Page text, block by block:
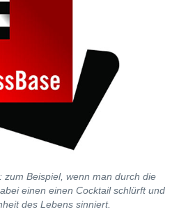
zum Beispiel, wenn man durch die
einen einen Cocktail schlürft und
des Lebens sinniert.